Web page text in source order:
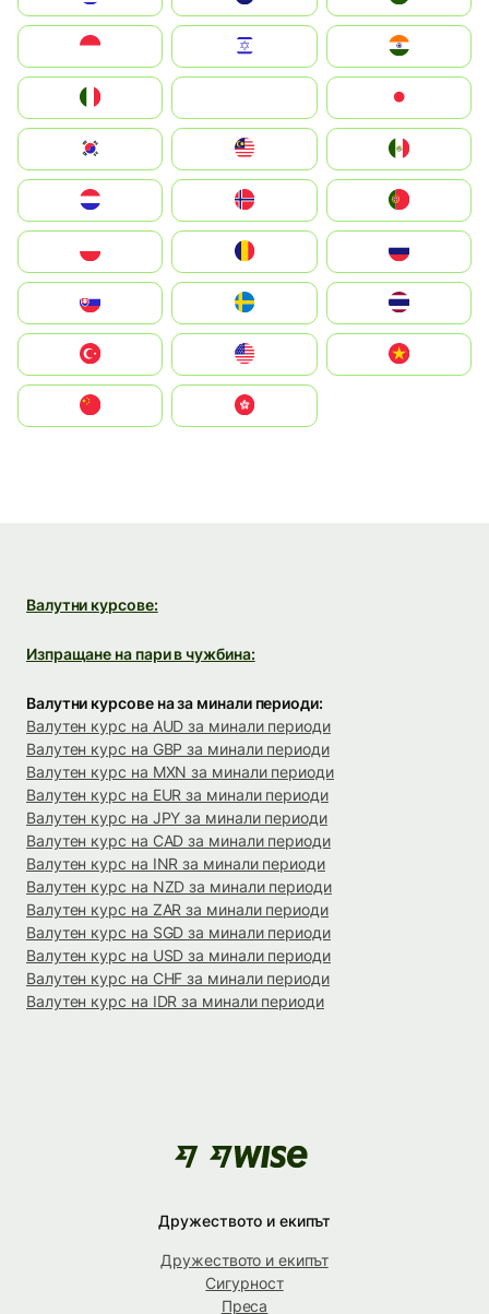
South Korea
United States
中國香港特別行政區
Валутни курсове:
Изпращане на пари в чужбина:
Валутни курсове на за минали периоди:
Валутен курс на AUD за минали периоди
Валутен курс на GBP за минали периоди
Валутен курс на MXN за минали периоди
Валутен курс на EUR за минали периоди
Валутен курс на JPY за минали периоди
Валутен курс на CAD за минали периоди
Валутен курс на INR за минали периоди
Валутен курс на NZD за минали периоди
Валутен курс на ZAR за минали периоди
Валутен курс на SGD за минали периоди
Валутен курс на USD за минали периоди
Валутен курс на CHF за минали периоди
Валутен курс на IDR за минали периоди
Дружеството и екипът
Дружеството и екипът
Сигурност
Преса